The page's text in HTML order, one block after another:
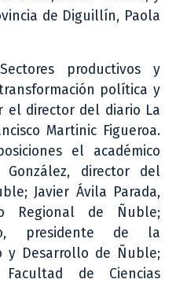
de Diguillín, Paola
productivos y
política y
el director del diario La
Martinic Figueroa.
el académico
González, director del
Javier Ávila Parada,
Regional de Ñuble;
presidente de la
y Desarrollo de Ñuble;
de Ciencias